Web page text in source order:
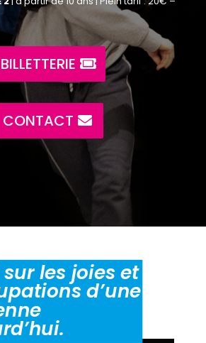
BILLETTERIE
CONTACT
les joies et
d’une